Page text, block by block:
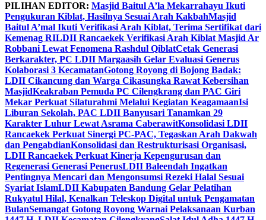
PILIHAN EDITOR: Masjid Baitul A’la Mekarrahayu Ikuti
Pengukuran Kiblat, Hasilnya Sesuai Arah KakbahMasjid
Baitul A’mal Ikuti Verifikasi Arah Kiblat, Terima Sertifikat dari
Kemenag RILDII Rancaekek Verifikasi Arah Kiblat Masjid Ar
Robbani Lewat Fenomena Rashdul QiblatCetak Generasi
Berkarakter, PC LDII Margaasih Gelar Evaluasi Generus
Kolaborasi 3 KecamatanGotong Royong di Bojong Badak:
LDII Cikancung dan Warga Cikasungka Rawat Kebersihan
MasjidKeakraban Pemuda PC Cilengkrang dan PAC Giri
Mekar Perkuat Silaturahmi Melalui Kegiatan KeagamaanIsi
Liburan Sekolah, PAC LDII Banyusari Tanamkan 29
Karakter Luhur Lewat Asrama CaberawitKonsolidasi LDII
Rancaekek Perkuat Sinergi PC-PAC, Tegaskan Arah Dakwah
dan PengabdianKonsolidasi dan Restrukturisasi Organisasi,
LDII Rancaekek Perkuat Kinerja Kepengurusan dan
Regenerasi Generasi PenerusLDII Baleendah Ingatkan
Pentingnya Mencari dan Mengonsumsi Rezeki Halal Sesuai
Syariat IslamLDII Kabupaten Bandung Gelar Pelatihan
Rukyatul Hilal, Kenalkan Teleskop Digital untuk Pengamatan
BulanSemangat Gotong Royong Warnai Pelaksanaan Kurban